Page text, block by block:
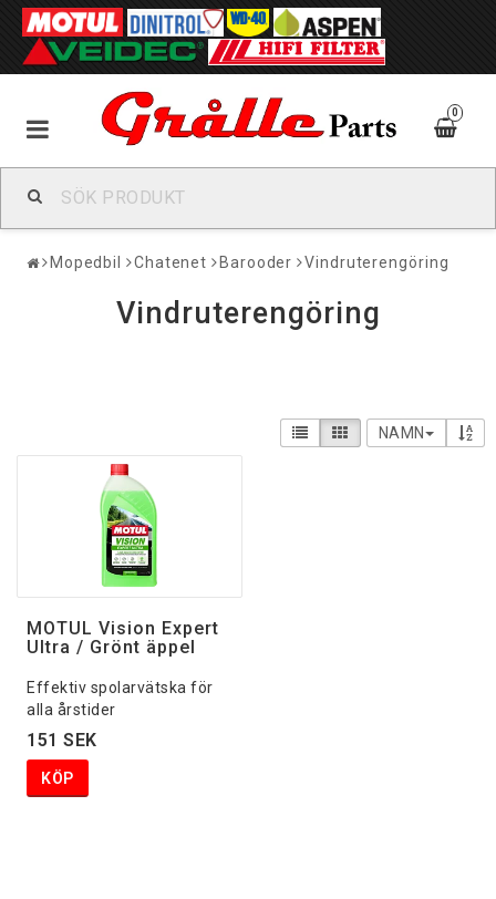
0
Mopedbil Chatenet Barooder Vindruterengöring
Vindruterengöring
NAMN
MOTUL Vision Expert
Ultra / Grönt äppel
Effektiv spolarvätska för
alla årstider
151 SEK
KÖP